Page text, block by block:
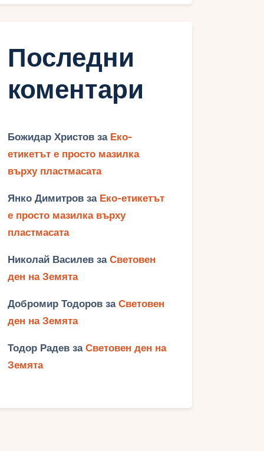
Последни
коментари
Божидар Христов за Еко-
етикетът е просто мазилка
върху пластмасата
Янко Димитров за Еко-етикетът
е просто мазилка върху
пластмасата
Николай Василев заСветовен
ден на Земята
Добромир Тодоров заСветовен
ден на Земята
Тодор Радев заСветовен ден на
Земята